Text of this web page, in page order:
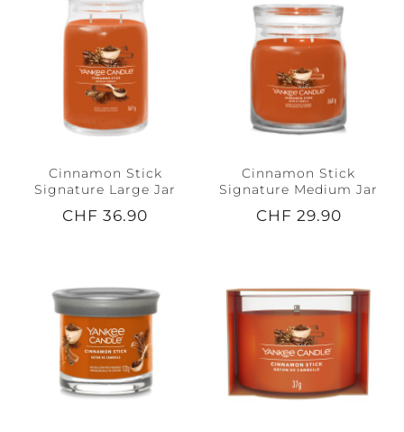
Cinnamon Stick
Signature Large Jar
CHF 36.90
Cinnamon Stick
Signature Medium Jar
CHF 29.90